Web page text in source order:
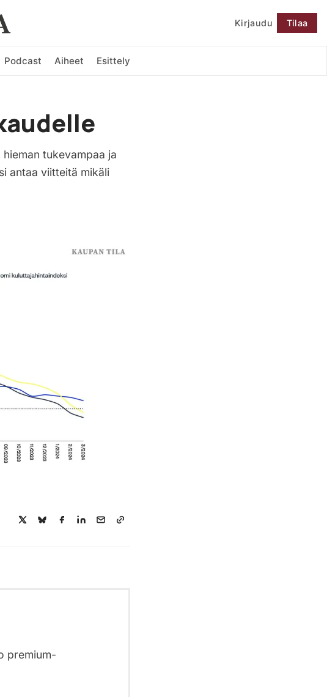
Kirjaudu Tilaa
Podcast Aiheet Esittely
Seuraa
tukevampaa ja
antaa viitteitä mikäli
premium-